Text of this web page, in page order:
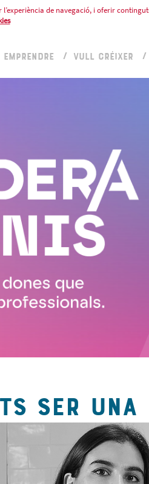
de navegació, i oferir
VULL CRÉIXER
SER UNA